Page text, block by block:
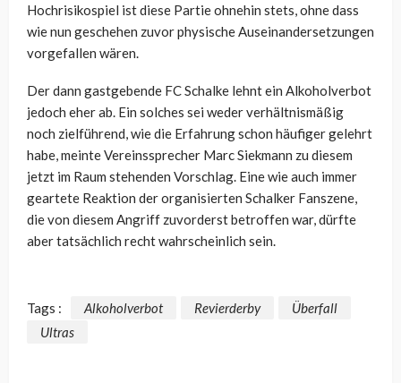
Hochrisikospiel ist diese Partie ohnehin stets, ohne dass
wie nun geschehen zuvor physische Auseinandersetzungen
vorgefallen wären.
Der dann gastgebende FC Schalke lehnt ein Alkoholverbot
jedoch eher ab. Ein solches sei weder verhältnismäßig
noch zielführend, wie die Erfahrung schon häufiger gelehrt
habe, meinte Vereinssprecher Marc Siekmann zu diesem
jetzt im Raum stehenden Vorschlag. Eine wie auch immer
geartete Reaktion der organisierten Schalker Fanszene,
die von diesem Angriff zuvorderst betroffen war, dürfte
aber tatsächlich recht wahrscheinlich sein.
Tags : Alkoholverbot Revierderby
Überfall
Ultras